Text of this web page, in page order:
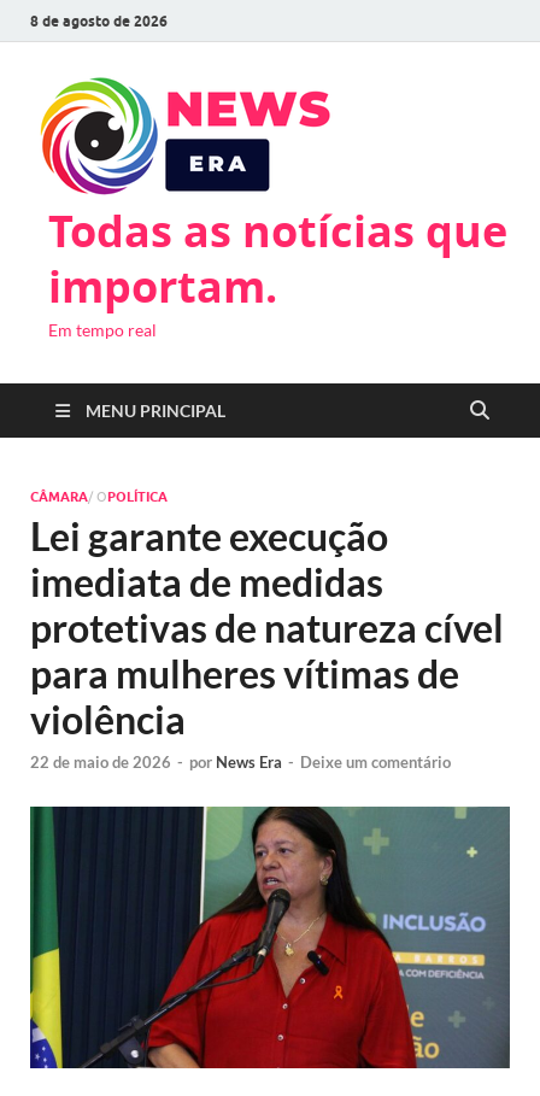
8 de agosto de 2026
Todas as notícias que
importam.
Em tempo real
MENU PRINCIPAL
CÂMARA/ OPOLÍTICA
Lei garante execução
imediata de medidas
protetivas de natureza cível
para mulheres vítimas de
violência
22 de maio de 2026 - por News Era - Deixe um comentário